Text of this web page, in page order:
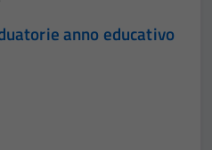
anno educativo